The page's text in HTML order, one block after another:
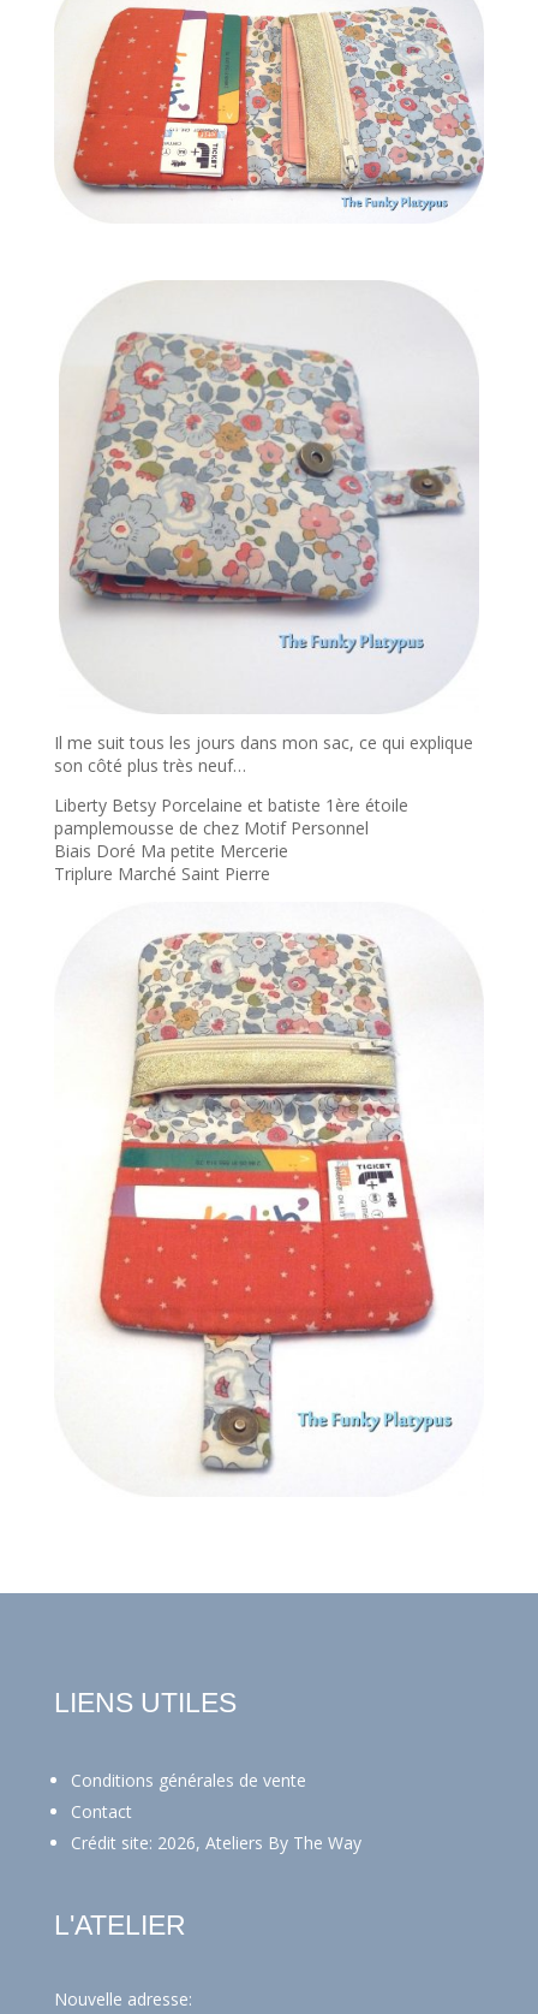
Il me suit tous les jours dans mon sac, ce qui explique
son côté plus très neuf…
Liberty Betsy Porcelaine et batiste 1ère étoile
pamplemousse de chez Motif Personnel
Biais Doré Ma petite Mercerie
Triplure Marché Saint Pierre
LIENS UTILES
Conditions générales de vente
Contact
Crédit site: 2026, Ateliers By The Way
L'ATELIER
Nouvelle adresse: